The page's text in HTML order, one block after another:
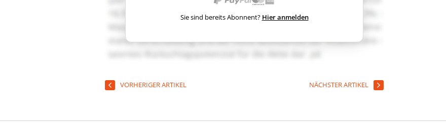
Sie sind bereits Abonnent? Hier anmelden
VORHERIGER ARTIKEL NÄCHSTER ARTIKEL